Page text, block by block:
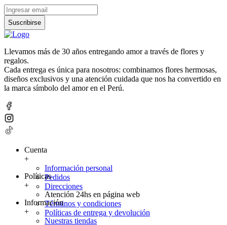
Suscribirse
Llevamos más de 30 años entregando amor a través de flores y
regalos.
Cada entrega es única para nosotros: combinamos flores hermosas,
diseños exclusivos y una atención cuidada que nos ha convertido en
la marca símbolo del amor en el Perú.
Cuenta
+
Información personal
Pedidos
Direcciones
Políticas
+
Atención 24hs en página web
Términos y condiciones
Políticas de entrega y devolución
Información
+
Nuestras tiendas